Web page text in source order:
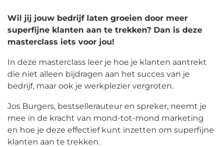
Wil jij jouw bedrijf laten groeien door meer
superfijne klanten aan te trekken? Dan is deze
masterclass iets voor jou!
In deze masterclass leer je hoe je klanten aantrekt
die niet alleen bijdragen aan het succes van je
bedrijf, maar ook je werkplezier vergroten.
Jos Burgers, bestsellerauteur en spreker, neemt je
mee in de kracht van mond-tot-mond marketing
en hoe je deze effectief kunt inzetten om superfijne
klanten aan te trekken.